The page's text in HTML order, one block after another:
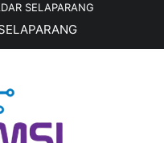
SELAPARANG